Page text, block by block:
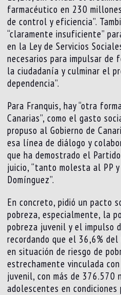
farmacéutico en 230
de control y eficiencia”.
“claramente insuficiente”
en la Ley de Servicios
necesarios para impulsar de
la ciudadanía y culminar el
dependencia”.
Para Franquis, hay “otra
Canarias”, como el gasto
propuso al Gobierno de
esa línea de diálogo y
que ha demostrado el
juicio, “tanto molesta al PP
Domínguez”.
En concreto, pidió un pacto
pobreza, especialmente, la
pobreza juvenil y el impulso
recordando que el 36,6%
en situación de riesgo de
estrechamente vinculada
juvenil, con más de 376.570
adolescentes en condiciones